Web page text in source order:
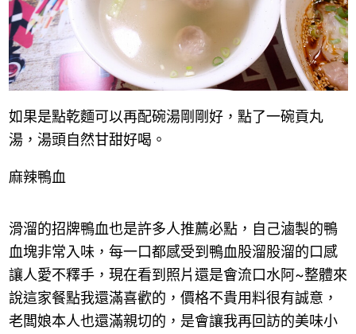
如果是點乾麵可以再配碗湯剛剛好，點了一碗貢丸
湯，湯頭自然甘甜好喝。
麻辣鴨血
滑溜的招牌鴨血也是許多人推薦必點，自己滷製的鴨
血塊非常入味，每一口都感受到鴨血股溜股溜的口感
讓人愛不釋手，現在看到照片還是會流口水阿~整體來
說這家餐點我還滿喜歡的，價格不貴用料很有誠意，
老闆娘本人也還滿親切的，是會讓我再回訪的美味小